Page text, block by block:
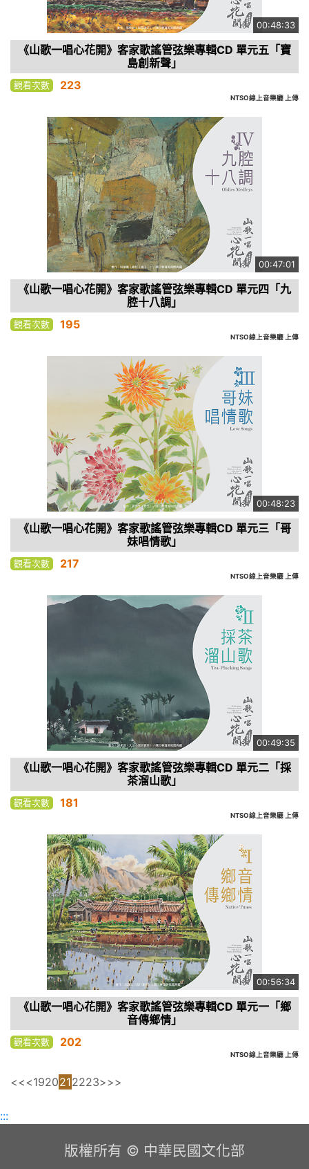
00:48:33
《山歌一唱心花開》客家歌謠管弦樂專輯CD 單元五「寶
島創新聲」
觀看次數 223
NTSO線上音樂廳 上傳
00:47:01
《山歌一唱心花開》客家歌謠管弦樂專輯CD 單元四「九
腔十八調」
觀看次數 195
NTSO線上音樂廳 上傳
00:48:23
《山歌一唱心花開》客家歌謠管弦樂專輯CD 單元三「哥
妹唱情歌」
觀看次數 217
NTSO線上音樂廳 上傳
00:49:35
《山歌一唱心花開》客家歌謠管弦樂專輯CD 單元二「採
茶溜山歌」
觀看次數 181
NTSO線上音樂廳 上傳
00:56:34
《山歌一唱心花開》客家歌謠管弦樂專輯CD 單元一「鄉
音傳鄉情」
觀看次數 202
NTSO線上音樂廳 上傳
<<<1920212223>>>
:::
版權所有 © 中華民國文化部